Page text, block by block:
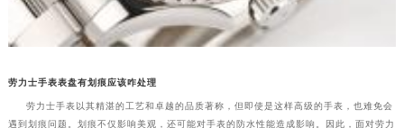
劳力士手表表盘有划痕应该咋处理
劳力士手表以其精湛的工艺和卓越的品质著称，但即使是这样高级的手表，也难免会
遇到划痕问题。划痕不仅影响美观，还可能对手表的防水性能造成影响。因此，面对劳力